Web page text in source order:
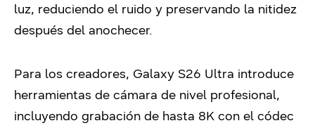
luz, reduciendo el ruido y preservando la nitidez
después del anochecer.
Para los creadores, Galaxy S26 Ultra introduce
herramientas de cámara de nivel profesional,
incluyendo grabación de hasta 8K con el códec